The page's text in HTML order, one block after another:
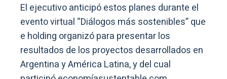
El ejecutivo anticipó estos planes durante el
evento virtual “Diálogos más sostenibles” que
e holding organizó para presentar los
resultados de los proyectos desarrollados en
Argentina y América Latina, y del cual